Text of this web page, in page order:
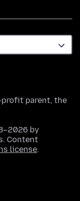
parent, the
by
Content
license.